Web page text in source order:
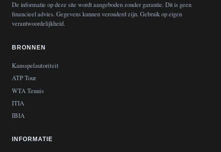
De informatie op deze site wordt aangeboden zonder garantie. Dit is geen
financieel advies. Gegevens kunnen verouderd zijn. Gebruik op eigen
verantwoordelijkheid.
BRONNEN
Kansspelautoriteit
ATP Tour
WTA Tennis
ITIA
IBIA
INFORMATIE